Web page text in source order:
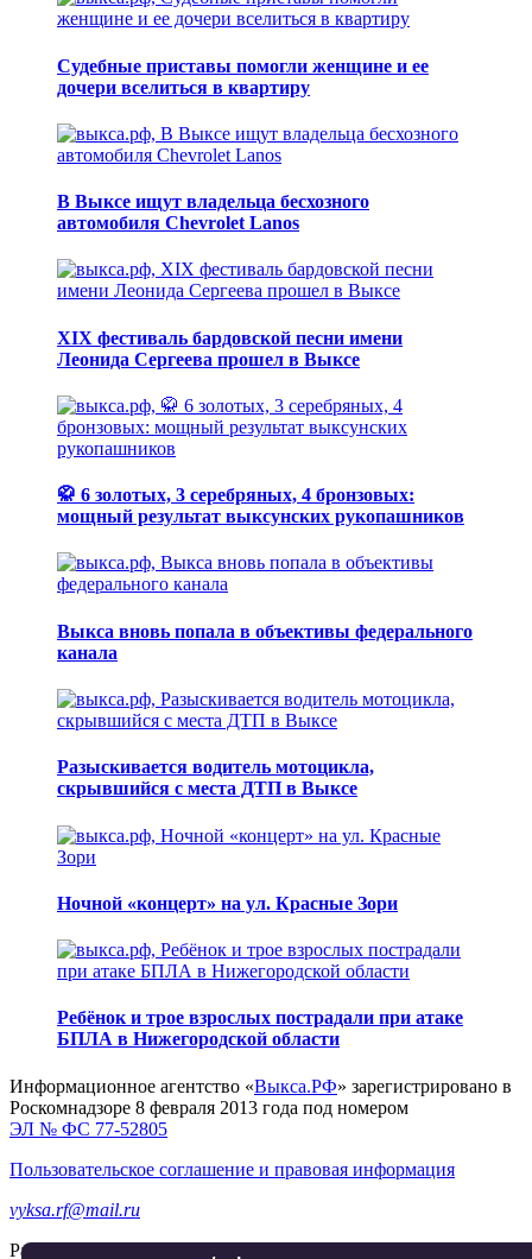
Судебные приставы помогли женщине и ее
дочери вселиться в квартиру
В Выксе ищут владельца бесхозного
автомобиля Chevrolet Lanos
XIX фестиваль бардовской песни имени
Леонида Сергеева прошел в Выксе
🥋 6 золотых, 3 серебряных, 4 бронзовых:
мощный результат выксунских рукопашников
Выкса вновь попала в объективы федерального
канала
Разыскивается водитель мотоцикла,
скрывшийся с места ДТП в Выксе
Ночной «концерт» на ул. Красные Зори
Ребёнок и трое взрослых пострадали при атаке
БПЛА в Нижегородской области
Информационное агентство «Выкса.РФ» зарегистрировано в
Роскомнадзоре 8 февраля 2013 года под номером
ЭЛ № ФС 77-52805
Пользовательское соглашение и правовая информация
vyksa.rf@mail.ru
Разработка и продвижение —